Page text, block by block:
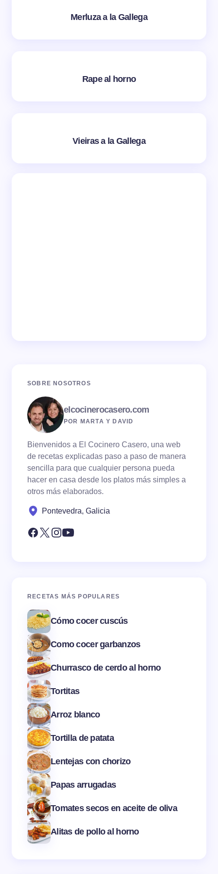
Merluza a la Gallega
Rape al horno
Vieiras a la Gallega
SOBRE NOSOTROS
elcocinerocasero.com
POR MARTA Y DAVID
Bienvenidos a El Cocinero Casero, una web
de recetas explicadas paso a paso de manera
sencilla para que cualquier persona pueda
hacer en casa desde los platos más simples a
otros más elaborados.
Pontevedra, Galicia
RECETAS MÁS POPULARES
Cómo cocer cuscús
Como cocer garbanzos
Churrasco de cerdo al horno
Tortitas
Arroz blanco
Tortilla de patata
Lentejas con chorizo
Papas arrugadas
Tomates secos en aceite de oliva
Alitas de pollo al horno